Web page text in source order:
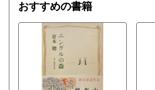
おすすめの書籍